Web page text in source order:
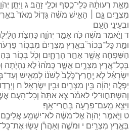
מֵאֵ֣ת רְעוּתָ֔הּ כְּלֵי־כֶ֖סֶף וּכְלֵ֥י זָהָֽב׃ ג וַיִּתֵּ֧ן
מִצְרָ֑יִם גַּ֣ם ׀ הָאִ֣ישׁ מֹשֶׁ֗ה גָּד֤וֹל מְאֹד֙
וּבְעֵינֵ֥י הָעָֽם׃
ד וַיֹּ֣אמֶר מֹשֶׁ֔ה כֹּ֖ה אָמַ֣ר יְהֹוָ֑ה כַּחֲצֹ֣ת
וּמֵ֣ת כׇּל־בְּכוֹר֮ בְּאֶ֣רֶץ מִצְרַיִם֒ מִבְּכ֤וֹר
הַשִּׁפְחָ֔ה אֲשֶׁ֖ר אַחַ֣ר הָרֵחָ֑יִם וְכֹ֖ל בְּכ֥וֹר
בְּכׇל־אֶ֣רֶץ מִצְרָ֑יִם אֲשֶׁ֤ר כָּמֹ֙הוּ֙ לֹ֣א נִהְיָ֔תָה
יִשְׂרָאֵ֗ל לֹ֤א יֶֽחֱרַץ־כֶּ֙לֶב֙ לְשֹׁנ֔וֹ לְמֵאִ֖ישׁ
יַפְלֶ֣ה יְהֹוָ֔ה בֵּ֥ין מִצְרַ֖יִם וּבֵ֥ין יִשְׂרָאֵֽל׃ ח
וְהִשְׁתַּֽחֲווּ־לִ֣י לֵאמֹ֗ר צֵ֤א אַתָּה֙ וְכׇל־הָעָ֣ם
וַיֵּצֵ֥א מֵֽעִם־פַּרְעֹ֖ה בׇּחֳרִי־אָֽף׃
ט וַיֹּ֤אמֶר יְהֹוָה֙ אֶל־מֹשֶׁ֔ה לֹא־יִשְׁמַ֥ע
בְּאֶ֥רֶץ מִצְרָֽיִם׃ י וּמֹשֶׁ֣ה וְאַהֲרֹ֗ן עָשׂ֛וּ